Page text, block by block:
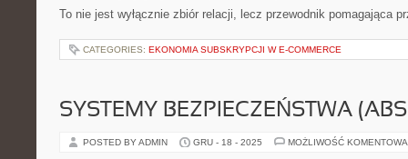
To nie jest wyłącznie zbiór relacji, lecz przewodnik pomagająca
CATEGORIES: EKONOMIA SUBSKRYPCJI W E-COMMERCE
SYSTEMY BEZPIECZEŃSTWA
POSTED BY ADMIN GRU - 18 - 2025 MOŻLIWOŚĆ